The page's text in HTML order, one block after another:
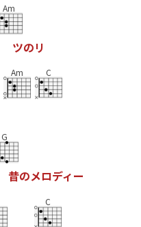
Am
ツのリ
Am C
G
昔のメロディー
C